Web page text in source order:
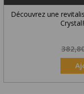
Découvrez une
Prix